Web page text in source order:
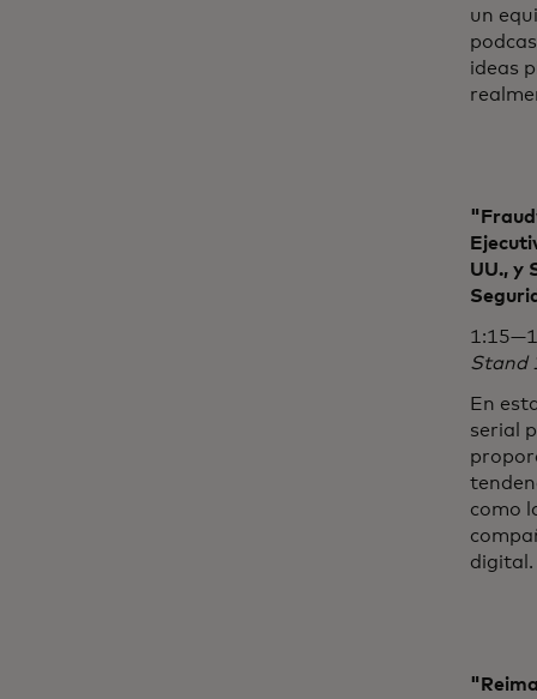
un
ideas
UU., y
Stand
En
serial
como
digital.